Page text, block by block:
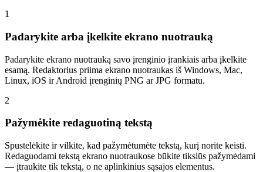
1
Padarykite arba įkelkite ekrano nuotrauką
Padarykite ekrano nuotrauką savo įrenginio įrankiais arba įkelkite
esamą. Redaktorius priima ekrano nuotraukas iš Windows, Mac,
Linux, iOS ir Android įrenginių PNG ar JPG formatu.
2
Pažymėkite redaguotiną tekstą
Spustelėkite ir vilkite, kad pažymėtumėte tekstą, kurį norite keisti.
Redaguodami tekstą ekrano nuotraukose būkite tikslūs pažymėdami
— įtraukite tik tekstą, o ne aplinkinius sąsajos elementus.